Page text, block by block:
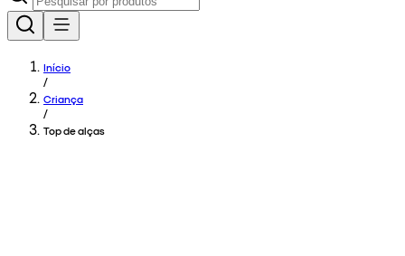
Início
/
Criança
/
Top de alças